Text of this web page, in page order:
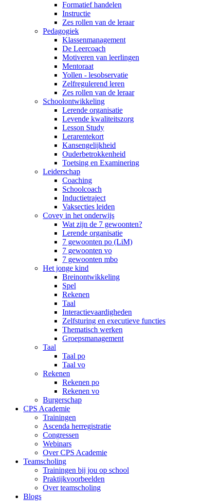
Formatief handelen
Instructie
Zes rollen van de leraar
Pedagogiek
Klassenmanagement
De Leercoach
Motiveren van leerlingen
Mentoraat
Yollen - lesobservatie
Zelfregulerend leren
Zes rollen van de leraar
Schoolontwikkeling
Lerende organisatie
Levende kwaliteitszorg
Lesson Study
Lerarentekort
Kansengelijkheid
Ouderbetrokkenheid
Toetsing en Examinering
Leiderschap
Coaching
Schoolcoach
Inductietraject
Vaksecties leiden
Covey in het onderwijs
Wat zijn de 7 gewoonten?
Lerende organisatie
7 gewoonten po (LiM)
7 gewoonten vo
7 gewoonten mbo
Het jonge kind
Breinontwikkeling
Spel
Rekenen
Taal
Interactievaardigheden
Zelfsturing en executieve functies
Thematisch werken
Groepsmanagement
Taal
Taal po
Taal vo
Rekenen
Rekenen po
Rekenen vo
Burgerschap
CPS Academie
Trainingen
Ascenda herregistratie
Congressen
Webinars
Over CPS Academie
Teamscholing
Trainingen bij jou op school
Praktijkvoorbeelden
Over teamscholing
Blogs